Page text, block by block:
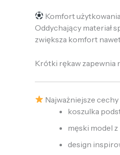
Komfort użytkowania
Oddychający materiał
zwiększa komfort
Krótki rękaw zapewnia
Najważniejsze
koszulka
męski model
design